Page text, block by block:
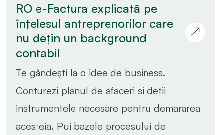
RO e-Factura explicată pe
înțelesul antreprenorilor care
nu dețin un background
contabil
Te gândești la o idee de business.
Conturezi planul de afaceri și deții
instrumentele necesare pentru demararea
acesteia. Pui bazele procesului de